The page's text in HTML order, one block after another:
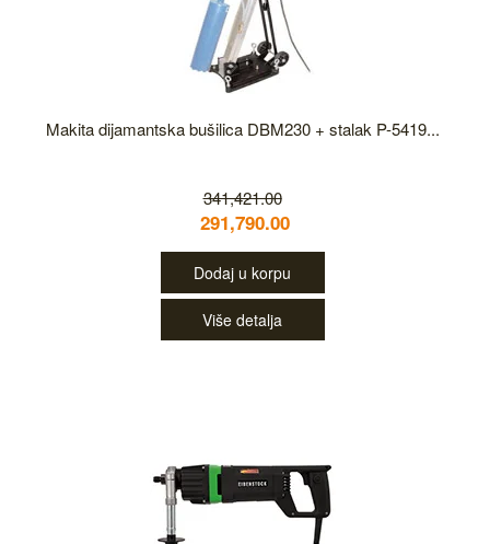
Makita dijamantska bušilica DBM230 + stalak P-5419...
341,421.00
291,790.00
Dodaj u korpu
Više detalja